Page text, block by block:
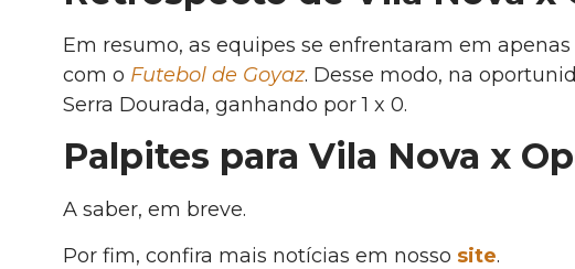
Em resumo, as equipes se enfrentaram em
com o Futebol de Goyaz. Desse modo, na
Serra Dourada, ganhando por 1 x 0.
Palpites para Vila Nova x
A saber, em breve.
Por fim, confira mais notícias em nosso site.